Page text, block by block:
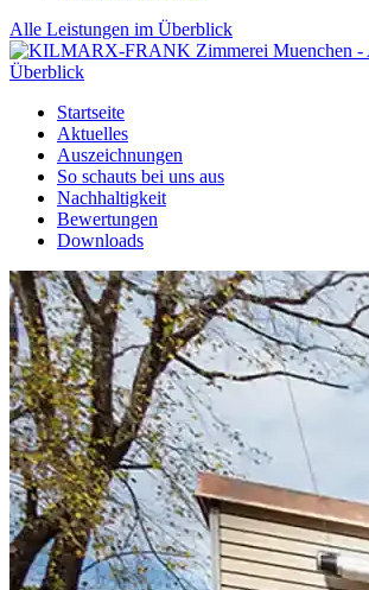
Alle Leistungen im Überblick
Startseite
Aktuelles
Auszeichnungen
So schauts bei uns aus
Nachhaltigkeit
Bewertungen
Downloads